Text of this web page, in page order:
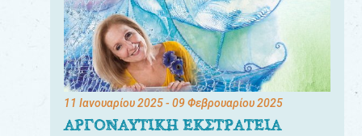
11 Ιανουαρίου 2025- 09 Φεβρουαρίου 2025
ΑΡΓΟΝΑΥΤΙΚΗ ΕΚΣΤΡΑΤΕΙΑ